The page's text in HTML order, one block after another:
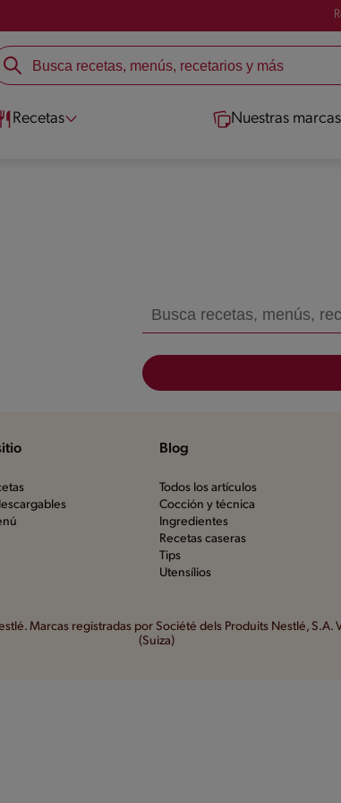
Recetas Nuestras marcas
Blog
Todos los artículos
Cocción y técnica
Ingredientes
Recetas caseras
Tips
Utensílios
Marcas registradas por Société dels Produits Nestlé, S.A.
(Suiza)